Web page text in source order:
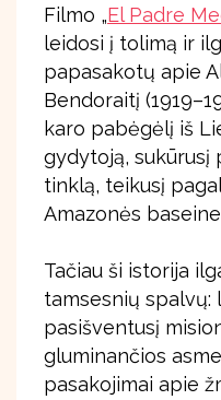
Filmo „El Padre
leidosi į tolimą ir
papasakotų apie
Bendoraitį
karo pabėgėlį iš
gydytoją, sukūrusį
tinklą, teikusį
Amazonės
Tačiau ši istorija
tamsesnių spalvų:
pasišventusį
gluminančios
pasakojimai apie